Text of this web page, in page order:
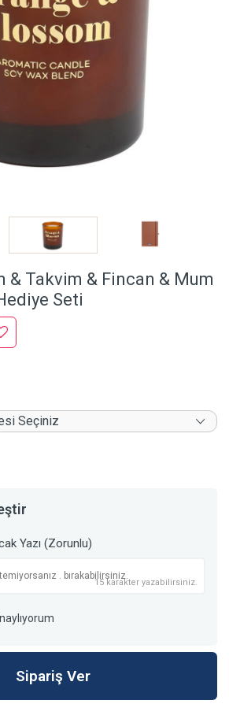
& Takvim & Fincan & Mum
Seti
Seçiniz
Yazı (Zorunlu)
15 karakter yazabilirsiniz.